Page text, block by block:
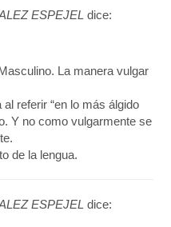
ESPEJEL dice:
La manera vulgar
referir “en lo más álgido
Y no como vulgarmente se
de la lengua.
ESPEJEL dice: